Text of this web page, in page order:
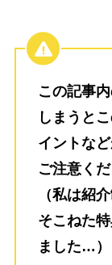
この記事
しまうと
イントな
ご注意くだ
（私は紹
そこねた
ました…）